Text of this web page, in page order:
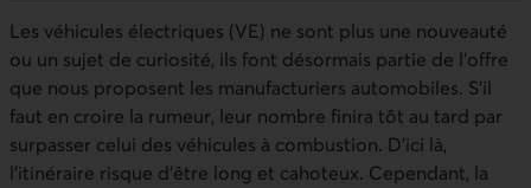
Les véhicules électriques (VE) ne sont plus une nouveauté
ou un sujet de curiosité, ils font désormais partie de l’offre
que nous proposent les manufacturiers automobiles. S’il
faut en croire la rumeur, leur nombre finira tôt au tard par
surpasser celui des véhicules à combustion. D’ici là,
l’itinéraire risque d’être long et cahoteux. Cependant, la